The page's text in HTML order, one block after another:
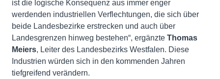
ist die logische Konsequenz aus immer enger
werdenden industriellen Verflechtungen, die sich über
beide Landesbezirke erstrecken und auch über
Landesgrenzen hinweg bestehen“, ergänzte Thomas
Meiers, Leiter des Landesbezirks Westfalen. Diese
Industrien würden sich in den kommenden Jahren
tiefgreifend verändern.